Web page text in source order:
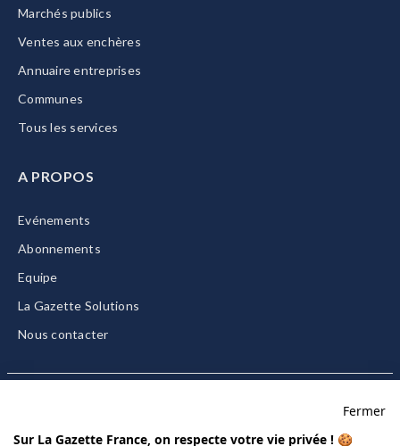
Marchés publics
Ventes aux enchères
Annuaire entreprises
Communes
Tous les services
A PROPOS
Evénements
Abonnements
Equipe
La Gazette Solutions
Nous contacter
Fermer
Sur La Gazette France, on respecte votre vie privée ! 🍪